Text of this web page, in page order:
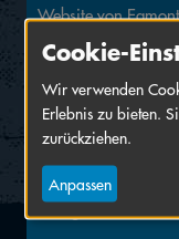
Website von
Egmont
Donnerstag,
15:00 Uhr
Kollegienhaus, KH
Cookie-
Wir verwenden
Erlebnis zu bieten.
zurückziehen.
Anpassen